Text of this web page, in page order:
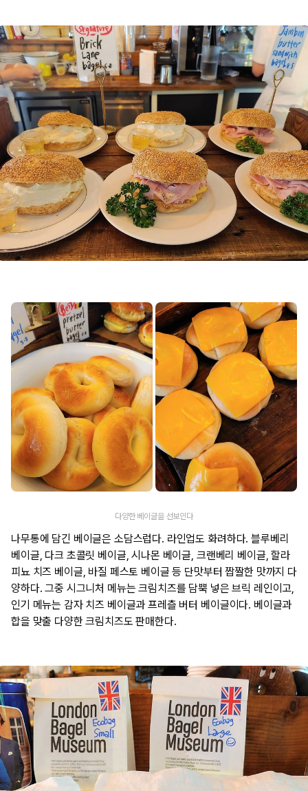
다양한 베이글을 선보인다
나무통에 담긴 베이글은 소담스럽다. 라인업도 화려하다. 블루베리
베이글, 다크 초콜릿 베이글, 시나몬 베이글, 크랜베리 베이글, 할라
피뇨 치즈 베이글, 바질 페스토 베이글 등 단맛부터 짭짤한 맛까지 다
양하다. 그중 시그니처 메뉴는 크림치즈를 담뿍 넣은 브릭 레인이고,
인기 메뉴는 감자 치즈 베이글과 프레츨 버터 베이글이다. 베이글과
합을 맞출 다양한 크림치즈도 판매한다.